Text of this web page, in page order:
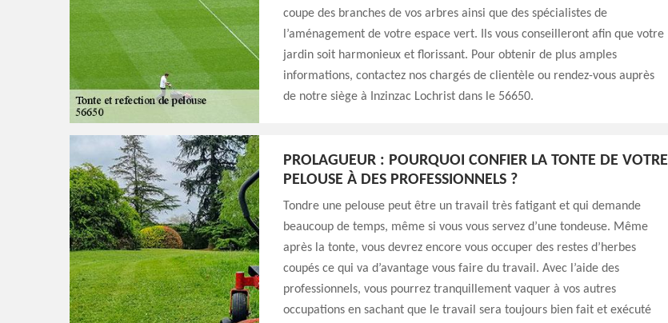
coupe des branches de vos arbres ainsi que des spécialistes de
l’aménagement de votre espace vert. Ils vous conseilleront afin que votre
jardin soit harmonieux et florissant. Pour obtenir de plus amples
informations, contactez nos chargés de clientèle ou rendez-vous auprès
de notre siège à Inzinzac Lochrist dans le 56650.
PROLAGUEUR : POURQUOI CONFIER LA TONTE DE VOTRE
PELOUSE À DES PROFESSIONNELS ?
Tondre une pelouse peut être un travail très fatigant et qui demande
beaucoup de temps, même si vous vous servez d’une tondeuse. Même
après la tonte, vous devrez encore vous occuper des restes d’herbes
coupés ce qui va d’avantage vous faire du travail. Avec l’aide des
professionnels, vous pourrez tranquillement vaquer à vos autres
occupations en sachant que le travail sera toujours bien fait et exécuté